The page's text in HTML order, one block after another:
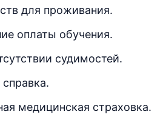
для проживания.
оплаты обучения.
судимостей.
медицинская страховка.